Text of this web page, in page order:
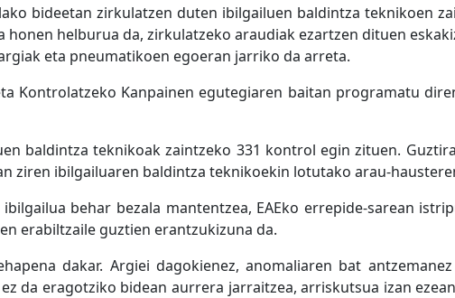
bideetan zirkulatzen duten ibilgailuen baldintza teknikoen
helburua da, zirkulatzeko araudiak ezartzen dituen
eta pneumatikoen egoeran jarriko da arreta.
Kontrolatzeko Kanpainen egutegiaren baitan programatu
baldintza teknikoak zaintzeko 331 kontrol egin zituen.
ziren ibilgailuaren baldintza teknikoekin lotutako arau-
behar bezala mantentzea, EAEko errepide-sarean
erabiltzaile guztien erantzukizuna da.
dakar. Argiei dagokienez, anomaliaren bat
da eragotziko bidean aurrera jarraitzea, arriskutsua izan